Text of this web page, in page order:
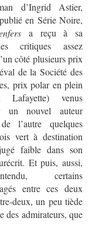
d’Ingrid Astier,
en Série Noire,
a reçu à sa
critiques assez
côté plusieurs prix
de la Société des
prix polar en plein
venus
un nouvel auteur
l’autre quelques
vert à destination
faible dans son
Et puis, aussi,
certains
entre ces deux
deux, un peu tiède
des admirateurs, que